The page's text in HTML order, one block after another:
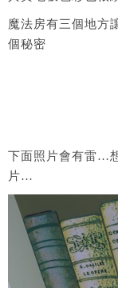
魔法房有三個地方
個秘密
下面照片會有雷…
片…